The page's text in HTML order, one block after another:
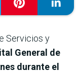
Servicios y
General de
durante el